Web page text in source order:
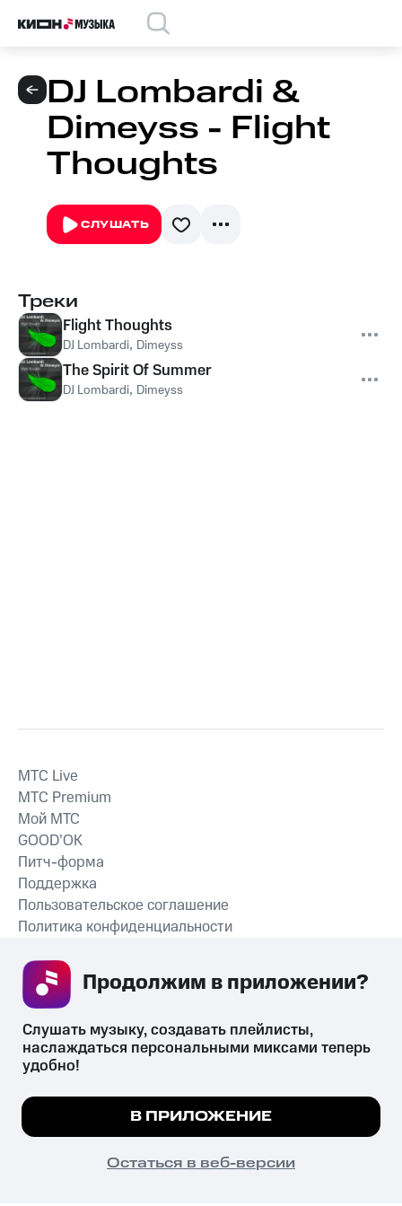
DJ Lombardi &
Dimeyss - Flight
Thoughts
СЛУШАТЬ
Треки
Flight Thoughts
DJ Lombardi, Dimeyss
The Spirit Of Summer
DJ Lombardi, Dimeyss
СКАЧАТЬ ПРИЛОЖЕНИЕ
MTС Live
MTС Premium
Мой МТС
GOOD’OK
Питч-форма
Поддержка
Пользовательское соглашение
Политика конфиденциальности
психотропных веществ, их аналогов причиняет вред здоровью,
их незаконный оборот запрещён и влечёт установленную
законодательством ответственность.
© 2026 ООО «КИОН».
Все права защищены
Мы используем куки, чтобы на сайте все
Подробнее
ПОНЯТНО
Слушать музыку, создавать плейлисты,
наслаждаться персональными миксами теперь
удобно!
В ПРИЛОЖЕНИЕ
Остаться в веб-версии